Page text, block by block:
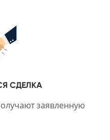
СДЕЛКА
заявленную